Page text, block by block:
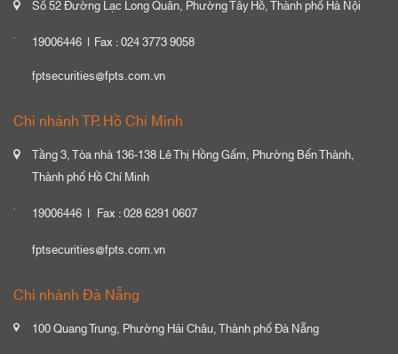
Số 52 Đường Lạc Long Quân, Phường Tây Hồ, Thành phố Hà Nội
19006446
Fax : 024 3773 9058
fptsecurities@fpts.com.vn
Chi nhánh TP. Hồ Chí Minh
Tầng 3, Tòa nhà 136-138 Lê Thị Hồng Gấm, Phường Bến Thành,
Thành phố Hồ Chí Minh
19006446
Fax : 028 6291 0607
fptsecurities@fpts.com.vn
Chi nhánh Đà Nẵng
100 Quang Trung, Phường Hải Châu, Thành phố Đà Nẵng